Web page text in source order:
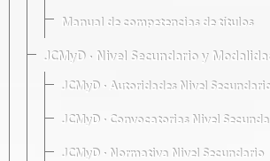
Manual de competencias de títulos
JCMyD · Nivel Secundario y
JCMyD · Autoridades Nivel
JCMyD · Convocatorias Nivel
JCMyD · Normativa Nivel Secundario